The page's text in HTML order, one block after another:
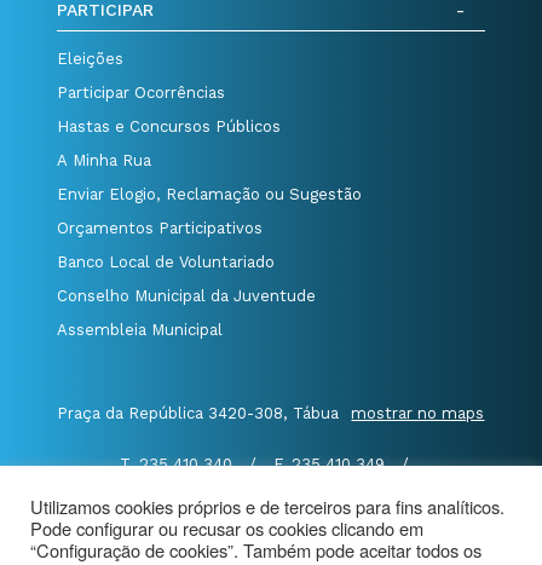
PARTICIPAR
Eleições
Participar Ocorrências
Hastas e Concursos Públicos
A Minha Rua
Enviar Elogio, Reclamação ou Sugestão
Orçamentos Participativos
Banco Local de Voluntariado
Conselho Municipal da Juventude
Assembleia Municipal
Praça da República 3420-308, Tábua mostrar no maps
T. 235 410 340 / F. 235 410 349
/
@Município de Tábua | Mapa do Portal
|
Utilizamos cookies próprios e de terceiros para fins analíticos.
Pode configurar ou recusar os cookies clicando em
“Configuração de cookies”. Também pode aceitar todos os